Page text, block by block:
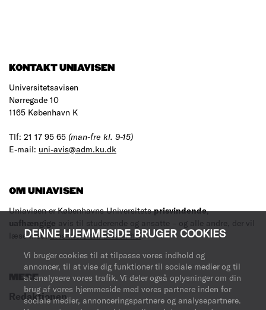
DENNE HJEMMESIDE BRUGER COOKIES
Vi bruger cookies til at tilpasse vores indhold og
annoncer, til at vise dig funktioner til sociale medier og til
at analysere vores trafik. Vi deler også oplysninger om din
brug af vores hjemmeside med vores partnere inden for
sociale medier, annonceringspartnere og analysepartnere.
KONTAKT UNIAVISEN
Universitetsavisen
Nørregade 10
1165 København K
Tlf: 21 17 95 65 (man-fre kl. 9-15)
E-mail: uni-avis@adm.ku.dk
OM UNIAVISEN
Uniavisen er Københavns Universitetsprisvindende,
uafhængige avis til studerende og ansatte – og alle andre, der vil
læse med.Læs mere om avisen her.
MERE
Redaktionen